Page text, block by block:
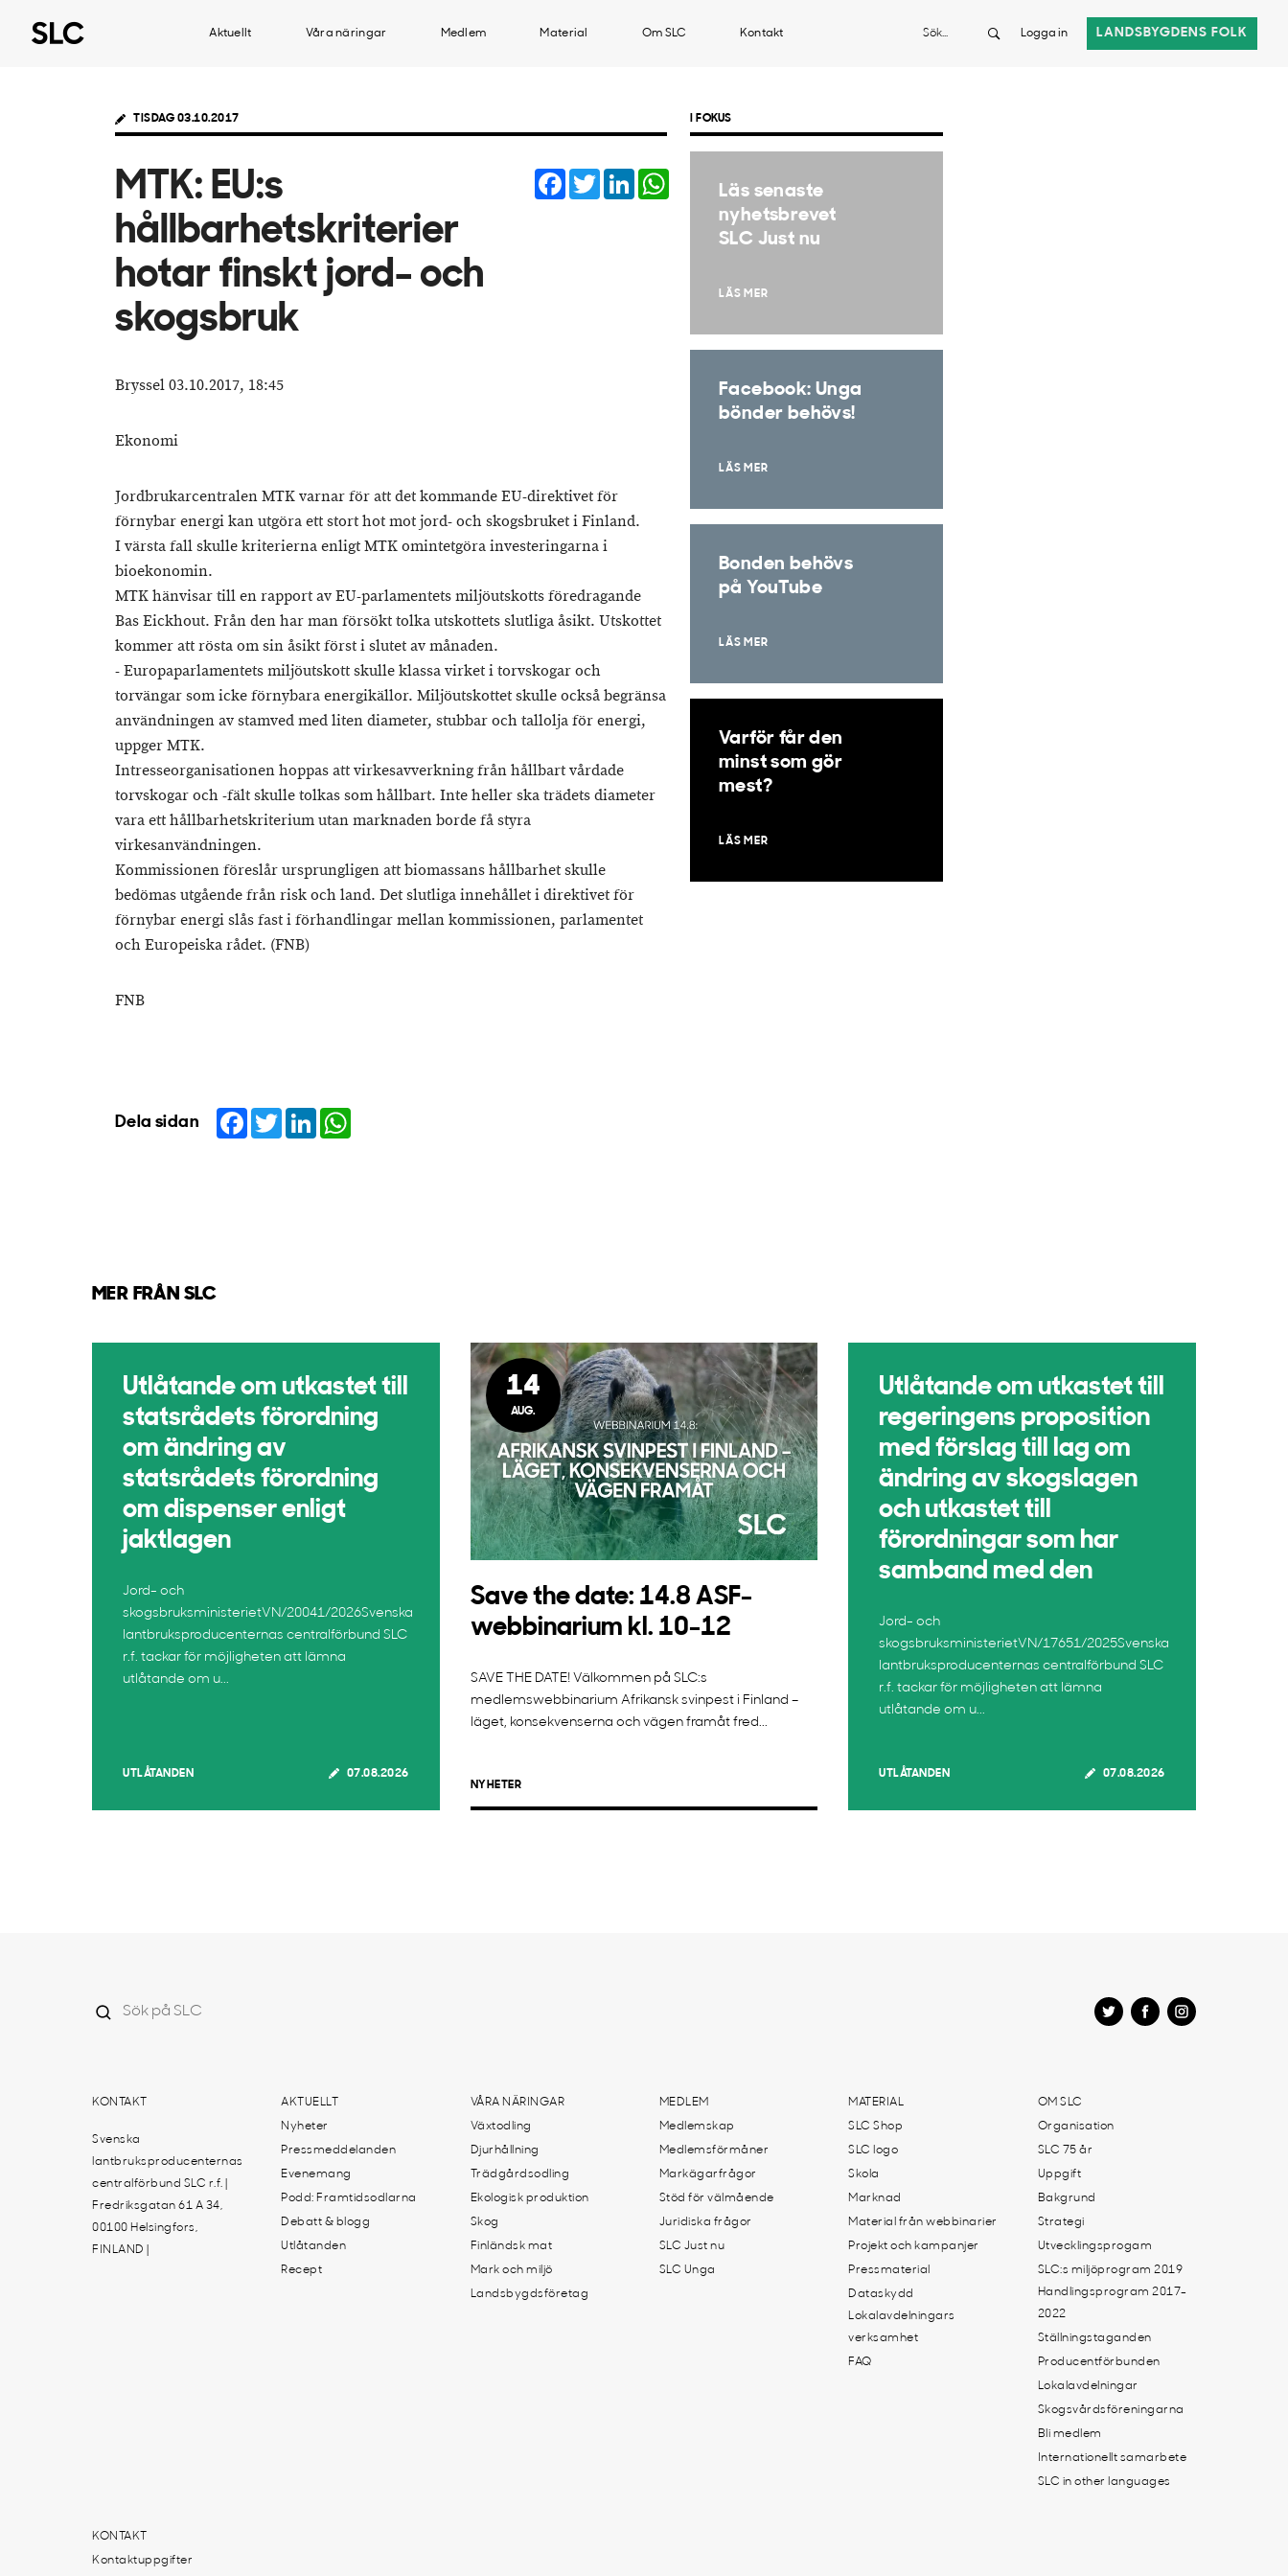
Aktuellt Våra näringar Medlem Material Om SLC Kontakt Sök Logga in LANDSBYGDENS FOLK
TISDAG 03.10.2017
MTK: EU:s
hållbarhetskriterier
hotar finskt jord- och
skogsbruk
Facebook
TwitterLinkedIn
Bryssel 03.10.2017, 18:45
Ekonomi
Jordbrukarcentralen MTK varnar för att det kommande EU-direktivet för
förnybar energi kan utgöra ett stort hot mot jord- och skogsbruket i Finland.
I värsta fall skulle kriterierna enligt MTK omintetgöra investeringarna i
bioekonomin.
MTK hänvisar till en rapport av EU-parlamentets miljöutskotts föredragande
Bas Eickhout. Från den har man försökt tolka utskottets slutliga åsikt. Utskottet
kommer att rösta om sin åsikt först i slutet av månaden.
- Europaparlamentets miljöutskott skulle klassa virket i torvskogar och
torvängar som icke förnybara energikällor. Miljöutskottet skulle också begränsa
användningen av stamved med liten diameter, stubbar och tallolja för energi,
uppger MTK.
Intresseorganisationen hoppas att virkesavverkning från hållbart vårdade
torvskogar och -fält skulle tolkas som hållbart. Inte heller ska trädets diameter
vara ett hållbarhetskriterium utan marknaden borde få styra
virkesanvändningen.
Kommissionen föreslår ursprungligen att biomassans hållbarhet skulle
bedömas utgående från risk och land. Det slutliga innehållet i direktivet för
förnybar energi slås fast i förhandlingar mellan kommissionen, parlamentet
och Europeiska rådet. (FNB)
FNB
Dela sidan Facebook
TwitterLinkedIn
I FOKUS
Läs senaste
nyhetsbrevet
SLC Just nu
LÄS MER
Facebook: Unga
bönder behövs!
LÄS MER
Bonden behövs
på YouTube
LÄS MER
Varför får den
minst som gör
mest?
LÄS MER
MER FRÅN SLC
Utlåtande om utkastet till
statsrådets förordning
om ändring av
statsrådets förordning
om dispenser enligt
jaktlagen
Jord- och
skogsbruksministerietVN/20041/2026Svenska
lantbruksproducenternas centralförbund SLC
r.f. tackar för möjligheten att lämna
utlåtande om u...
UTLÅTANDEN 07.08.2026
14
AUG.
Save the date: 14.8 ASF-
webbinarium kl. 10-12
SAVE THE DATE! Välkommen på SLC:s
medlemswebbinarium Afrikansk svinpest i Finland –
läget, konsekvenserna och vägen framåt fred...
NYHETER
Utlåtande om utkastet till
regeringens proposition
med förslag till lag om
ändring av skogslagen
och utkastet till
förordningar som har
samband med den
Jord- och
skogsbruksministerietVN/17651/2025Svenska
lantbruksproducenternas centralförbund SLC
r.f. tackar för möjligheten att lämna
utlåtande om u...
UTLÅTANDEN 07.08.2026
KONTAKT
Svenska
lantbruksproducenternas
centralförbund SLC r.f. |
Fredriksgatan 61 A 34,
00100 Helsingfors,
FINLAND |
AKTUELLT
Nyheter
Pressmeddelanden
Evenemang
Podd: Framtidsodlarna
Debatt & blogg
Utlåtanden
Recept
VÅRA NÄRINGAR
Växtodling
Djurhållning
Trädgårdsodling
Ekologisk produktion
Skog
Finländsk mat
Mark och miljö
Landsbygdsföretag
MEDLEM
Medlemskap
Medlemsförmåner
Markägarfrågor
Stöd för välmående
Juridiska frågor
SLC Just nu
SLC Unga
MATERIAL
SLC Shop
SLC logo
Skola
Marknad
Material från webbinarier
Projekt och kampanjer
Pressmaterial
Dataskydd
Lokalavdelningars
verksamhet
FAQ
OM SLC
Organisation
SLC 75 år
Uppgift
Bakgrund
Strategi
Utvecklingsprogam
SLC:s miljöprogram 2019
Handlingsprogram 2017-
2022
Ställningstaganden
Producentförbunden
Lokalavdelningar
Skogsvårdsföreningarna
Bli medlem
Internationellt samarbete
SLC in other languages
KONTAKT
Kontaktuppgifter